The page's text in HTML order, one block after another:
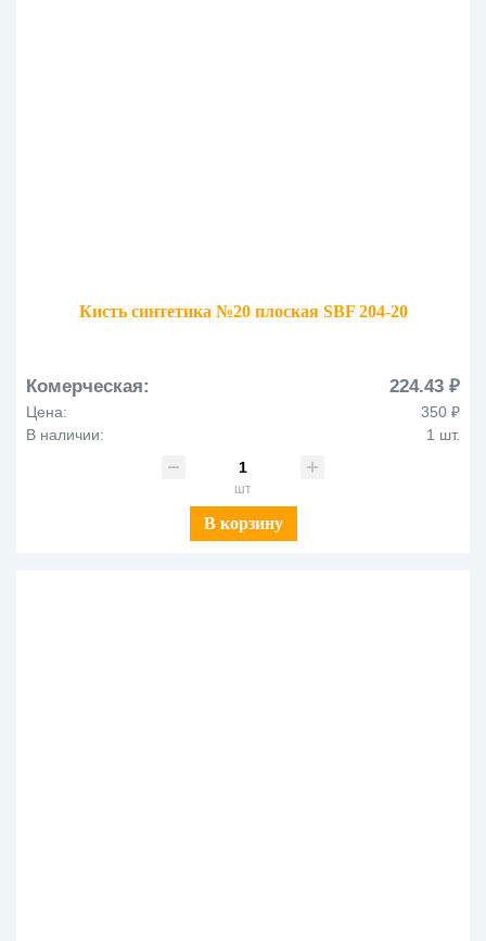
Кисть синтетика №20 плоская SBF 204-20
Комерческая: 224.43 ₽
Цена:
350 ₽
В наличии:
1 шт.
шт
В корзину